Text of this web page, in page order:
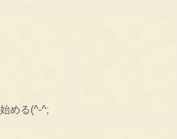
める(^-^;